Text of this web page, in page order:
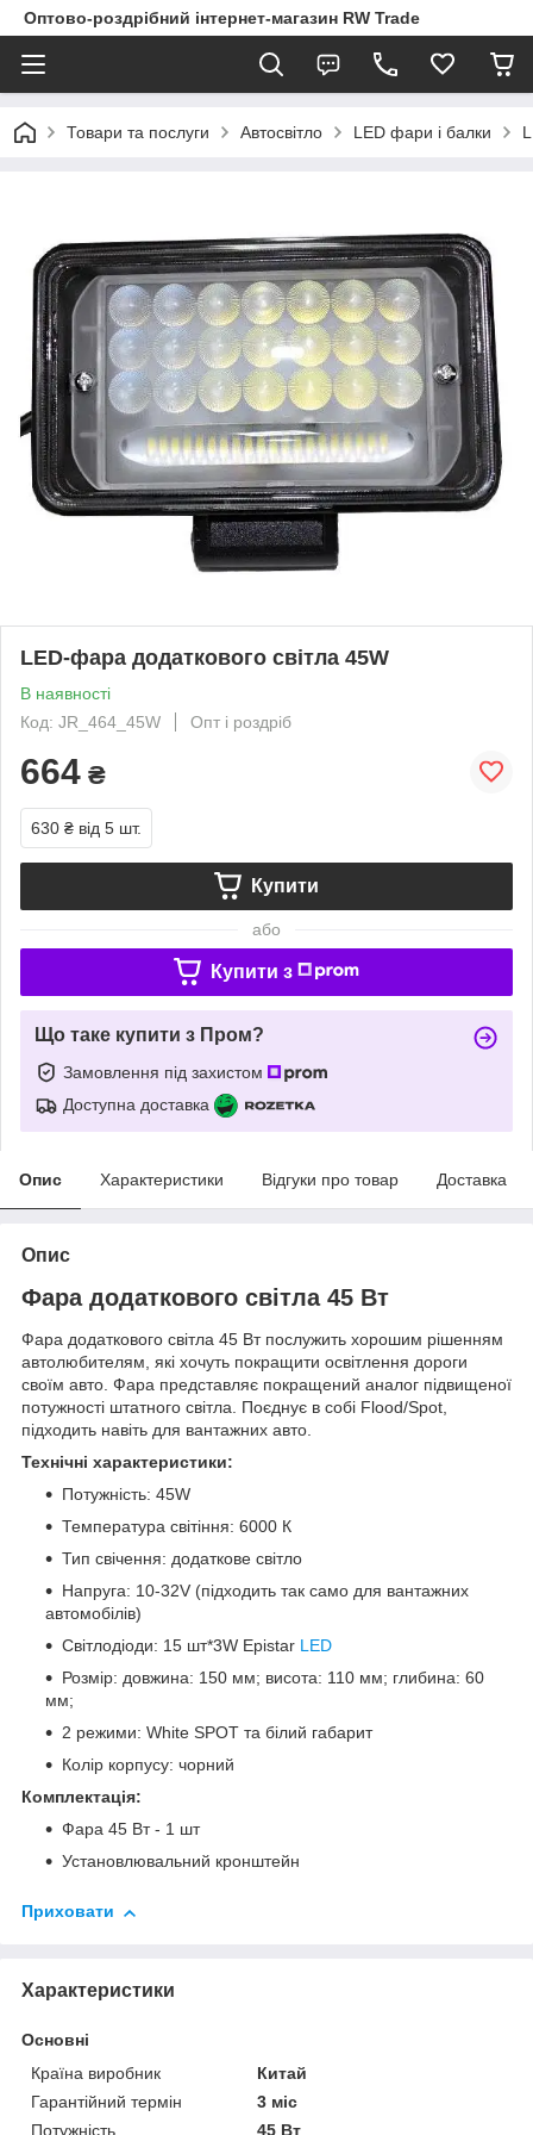
Оптово-роздрібний інтернет-магазин RW Trade
Товари та послуги Автосвітло LED фари і балки
LED-фара додаткового світла 45W
В наявності
Код: JR_464_45W
Опт і роздріб
664 ₴
630 ₴ від 5 шт.
Купити
або
Купити з
Що таке купити з Пром?
Замовлення під захистом
Доступна доставка
Опис Характеристики Відгуки про товар Доставка
Опис
Фара додаткового світла 45 Вт
Фара додаткового світла 45 Вт послужить хорошим рішенням
автолюбителям, які хочуть покращити освітлення дороги
своїм авто. Фара представляє покращений аналог підвищеної
потужності штатного світла. Поєднує в собі Flood/Spot,
підходить навіть для вантажних авто.
Технічні характеристики:
Потужність: 45W
Температура світіння: 6000 К
Тип свічення: додаткове світло
Напруга: 10-32V (підходить так само для вантажних
автомобілів)
Світлодіоди: 15 шт*3W Epistar LED
Розмір: довжина: 150 мм; висота: 110 мм; глибина: 60
мм;
2 режими: White SPOT та білий габарит
Колір корпусу: чорний
Комплектація:
Фара 45 Вт - 1 шт
Установлювальний кронштейн
Приховати
Характеристики
Основні
Країна виробник
Китай
Гарантійний термін
3 міс
Потужність
45 Вт